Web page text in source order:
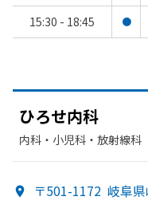
15:30 - 18:45 ●
ひろせ内科
内科・​小児科・​放射線科
〒501-1172 岐阜